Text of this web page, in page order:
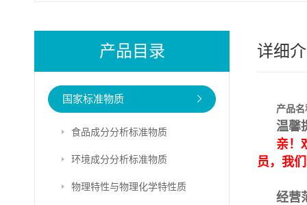
产品目录
国家标准物质
食品成分分析标准物质
环境成分分析标准物质
物理特性与物理化学特性质
详细
产品
温馨
亲！
员，我
经营